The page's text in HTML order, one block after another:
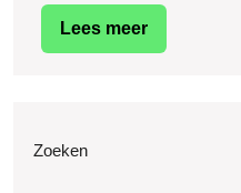
Lees meerLees
meer
Zoeken